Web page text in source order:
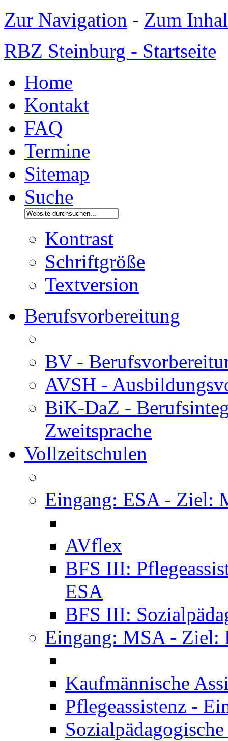
Zur Navigation - Zum
RBZ Steinburg - Startseite
Home
Kontakt
FAQ
Termine
Sitemap
Suche
Kontrast
Schriftgröße
Textversion
Berufsvorbereitung
BV -
AVSH -
BiK-DaZ -
Zweitsprache
Vollzeitschulen
Eingang: ESA - Ziel:
AVflex
BFS III:
ESA
BFS III:
Eingang: MSA - Ziel:
Kaufmännische
Pflegeassistenz -